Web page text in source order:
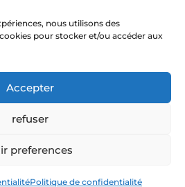
nous utilisons des
pour stocker et/ou accéder aux
Accepter
refuser
preferences
Politique de confidentialité